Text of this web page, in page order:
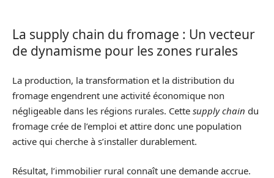
La supply chain du fromage : Un vecteur
de dynamisme pour les zones rurales
La production, la transformation et la distribution du
fromage engendrent une activité économique non
négligeable dans les régions rurales. Cette supply chain du
fromage crée de l’emploi et attire donc une population
active qui cherche à s’installer durablement.
Résultat, l’immobilier rural connaît une demande accrue.